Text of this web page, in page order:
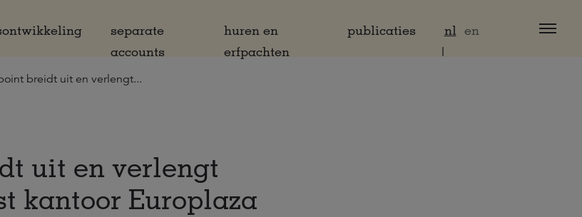
separate
accounts
huren en
erfpachten
publicaties nl en
breidt uit en verlengt...
uit en verlengt
kantoor Europlaza